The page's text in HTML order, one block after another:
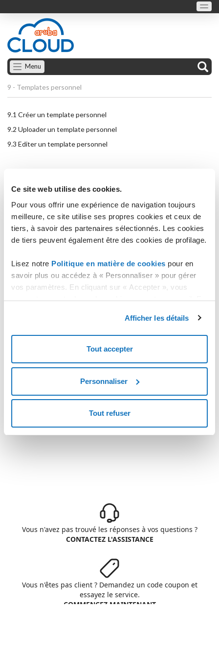
Ce site web utilise des cookies.
Pour vous offrir une expérience de navigation toujours
meilleure, ce site utilise ses propres cookies et ceux de
tiers, à savoir des partenaires sélectionnés. Les cookies
de tiers peuvent également être des cookies de profilage.
Lisez notre Politique en matière de cookies pour en
savoir plus ou accédez à « Personnaliser » pour gérer
vos paramètres. En cliquant sur « Accepter », vous
consentez au stockage de cookies sur votre appareil. En
stockage des cookies nécessaires.
Afficher les détails
Tout accepter
Personnaliser
Tout refuser
Menu
9 - Templates personnel
9.1 Créer un template personnel
9.2 Uploader un template personnel
9.3 Editer un template personnel
Vous n'avez pas trouvé les réponses à vos questions ?
CONTACTEZ L'ASSISTANCE
Vous n'êtes pas client ? Demandez un code coupon et
essayez le service.
COMMENCEZ MAINTENANT